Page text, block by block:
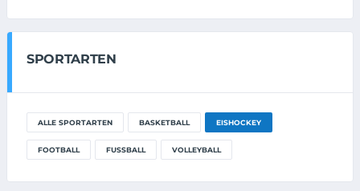
SPORTARTEN
ALLE SPORTARTEN BASKETBALL EISHOCKEY
FOOTBALL FUSSBALL VOLLEYBALL